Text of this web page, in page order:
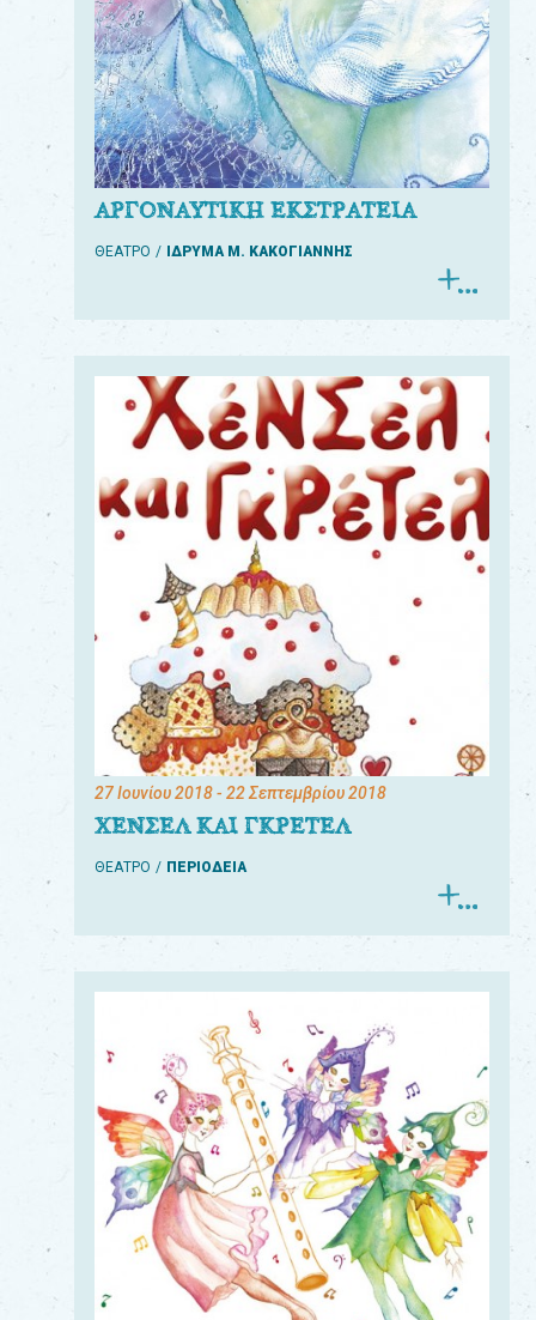
ΑΡΓΟΝΑΥΤΙΚΗ ΕΚΣΤΡΑΤΕΙΑ
ΘΕΑΤΡΟ ΙΔΡΥΜΑ Μ. ΚΑΚΟΓΙΑΝΝΗΣ
27 Ιουνίου 2018- 22 Σεπτεμβρίου 2018
ΧΕΝΣΕΛ ΚΑΙ ΓΚΡΕΤΕΛ
ΘΕΑΤΡΟ ΠΕΡΙΟΔΕΙΑ